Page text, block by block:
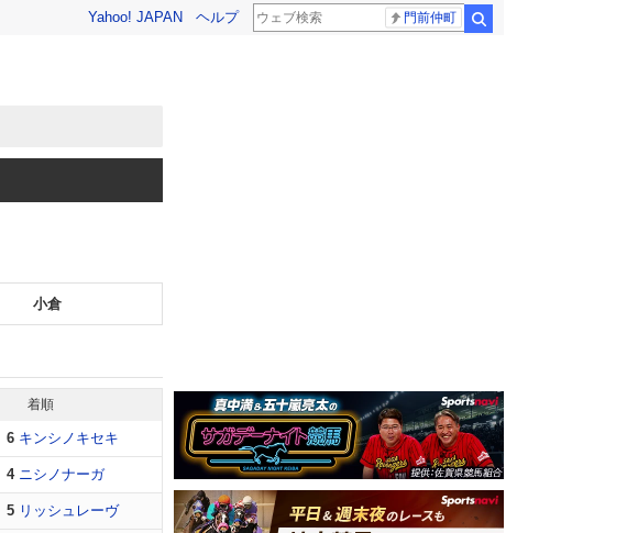
Yahoo! JAPAN ヘルプ 門前仲町
小倉
着順
6 キンシノキセキ
4 ニシノナーガ
5 リッシュレーヴ